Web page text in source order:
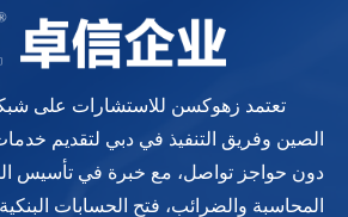
تعتمد زهوكسن للاستشارات على
الصين وفريق التنفيذ في دبي لتقديم
دون حواجز تواصل، مع خبرة في تأسيس